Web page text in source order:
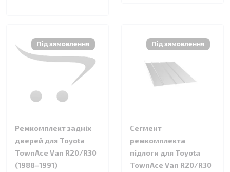
Ремкомплект задніх
дверей для Toyota
TownAce Van R20/R30
(1988–1991)
Сегмент
ремкомплекта
підлоги для Toyota
TownAce Van R20/R30